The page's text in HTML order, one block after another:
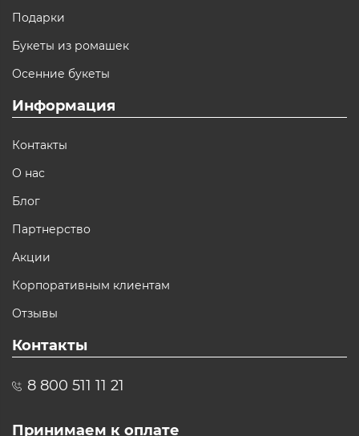
Подарки
Букеты из ромашек
Осенние букеты
Информация
Контакты
О нас
Блог
Партнерство
Акции
Корпоративным клиентам
Отзывы
Контакты
8 800 511 11 21
Принимаем к оплате